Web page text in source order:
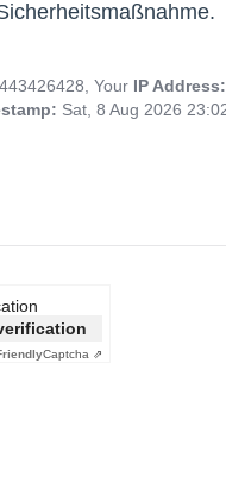
Your IP
Sat, 8 Aug 2026
Captcha ⇗